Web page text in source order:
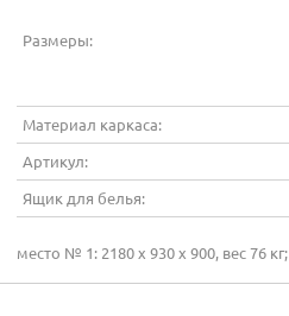
Размеры:
Материал каркаса:
Артикул:
Ящик для белья:
место № 1: 2180 х 930 х 900, вес 76 кг;